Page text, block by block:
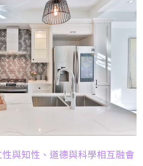
知性、道德與科學相互融會